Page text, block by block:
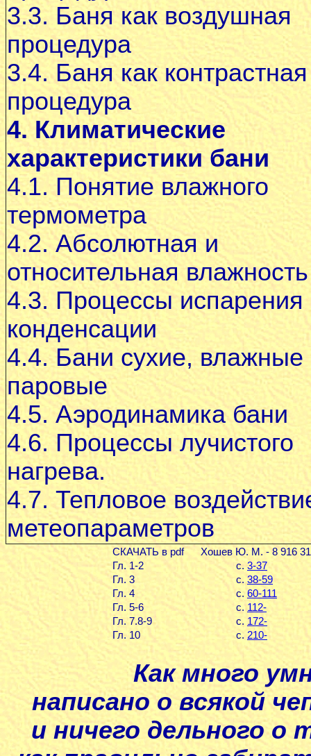
3.3. Баня как воздушная
процедура
3.4. Баня как контрастная
процедура
4. Климатические
характеристики бани
4.1. Понятие влажного
термометра
4.2. Абсолютная и
относительная влажность
4.3. Процессы испарения
конденсации
4.4. Бани сухие, влажные
паровые
4.5. Аэродинамика бани
4.6. Процессы лучистого
нагрева.
4.7. Тепловое
метеопараметров
СКАЧАТЬ в pdf Хошев Ю. М. - 8 916
Гл. 1-2
с. 3-37
Гл. 3
с. 38-59
Гл. 4
с. 60-111
Гл. 5-6
с. 112-
Гл. 7.8-9
с. 172-
Гл. 10
с. 210-
Как много
написано о всякой
и ничего дельного о